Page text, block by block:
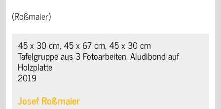
(Roßmaier)
45 x 30 cm, 45 x 67 cm, 45 x 30 cm
Tafelgruppe aus 3 Fotoarbeiten, Aludibond auf
Holzplatte
2019
Josef Roßmaier